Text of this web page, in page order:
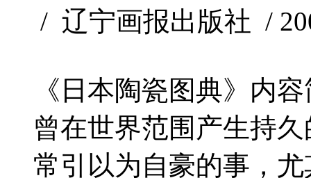
/ 辽宁画报出版社 /
《日本陶瓷图典》内
曾在世界范围产生持
常引以为自豪的事，